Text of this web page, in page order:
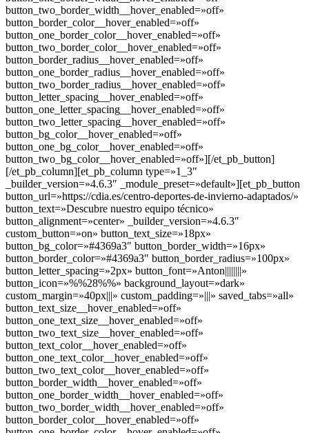
button_two_border_width__hover_enabled=»off»
button_border_color__hover_enabled=»off»
button_one_border_color__hover_enabled=»off»
button_two_border_color__hover_enabled=»off»
button_border_radius__hover_enabled=»off»
button_one_border_radius__hover_enabled=»off»
button_two_border_radius__hover_enabled=»off»
button_letter_spacing__hover_enabled=»off»
button_one_letter_spacing__hover_enabled=»off»
button_two_letter_spacing__hover_enabled=»off»
button_bg_color__hover_enabled=»off»
button_one_bg_color__hover_enabled=»off»
button_two_bg_color__hover_enabled=»off»][/et_pb_button]
[/et_pb_column][et_pb_column type=»1_3″
_builder_version=»4.6.3″ _module_preset=»default»][et_pb_button
button_url=»https://cdia.es/centro-deportes-de-invierno-adaptados/»
button_text=»Descubre nuestro equipo técnico»
button_alignment=»center» _builder_version=»4.6.3″
custom_button=»on» button_text_size=»18px»
button_bg_color=»#4369a3″ button_border_width=»16px»
button_border_color=»#4369a3″ button_border_radius=»100px»
button_letter_spacing=»2px» button_font=»Anton||||||||»
button_icon=»%%28%%» background_layout=»dark»
custom_margin=»40px|||» custom_padding=»|||» saved_tabs=»all»
button_text_size__hover_enabled=»off»
button_one_text_size__hover_enabled=»off»
button_two_text_size__hover_enabled=»off»
button_text_color__hover_enabled=»off»
button_one_text_color__hover_enabled=»off»
button_two_text_color__hover_enabled=»off»
button_border_width__hover_enabled=»off»
button_one_border_width__hover_enabled=»off»
button_two_border_width__hover_enabled=»off»
button_border_color__hover_enabled=»off»